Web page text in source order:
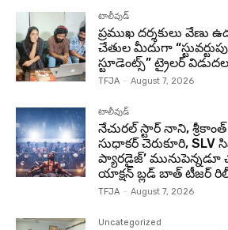
టాలీవుడ్
ప్రముఖ దర్శకులు వేణు
చేతుల మీదుగా
స్టూడెంట్స్” ట్రైలర్ విడుదల
TFJA - August 7, 2026
టాలీవుడ్
నేచురల్ స్టార్ నాని,
సుధాకర్ చెరుకూరి, SLV
ప్యారడైజ్’ మునుపెన్నడూ
యాక్షన్ బ్లడ్ బాత్ టీజర్
TFJA - August 7, 2026
Uncategorized